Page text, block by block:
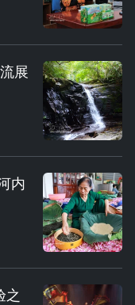
展
内
之